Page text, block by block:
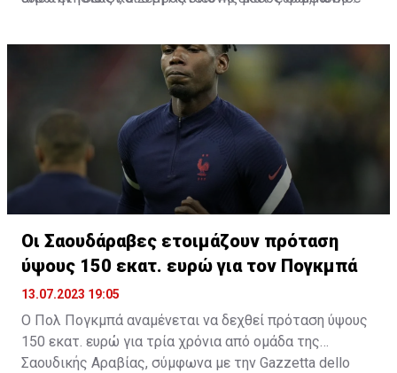
Ριάντ.
του ποδοσφαιριστή λήγει σε έναν χρόνο. Από την
πλευρά της η Λάτσιο κινείται για την απόκτηση του
Πιότρ Ζιελίνσκι από τη Νάπολι. Ο 29χρονος Πολωνός
χαφ προορίζεται για τη θέση του Σάβιτς και η ομάδα
της Ρώμης προσφέρει 20 εκατ. για τα δικαιώματα του.
Οι Σαουδάραβες ετοιμάζουν πρόταση
ύψους 150 εκατ. ευρώ για τον Πογκμπά
13.07.2023 19:05
Ο Πολ Πογκμπά αναμένεται να δεχθεί πρόταση ύψους
150 εκατ. ευρώ για τρία χρόνια από ομάδα της
Σαουδικής Αραβίας, σύμφωνα με την Gazzetta dello